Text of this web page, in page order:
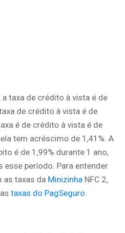
taxa de crédito à vista é de
de crédito à vista é de
é de crédito à vista é de
tem acréscimo de 1,41%. A
é de 1,99% durante 1 ano,
esse período. Para entender
as taxas da Minizinha NFC 2,
taxas do PagSeguro.